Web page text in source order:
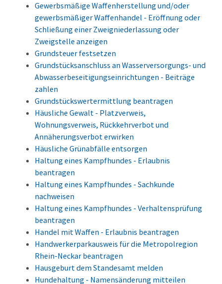
Gewerbsmäßige Waffenherstellung und/oder
gewerbsmäßiger Waffenhandel - Eröffnung oder
Schließung einer Zweigniederlassung oder
Zweigstelle anzeigen
Grundsteuer festsetzen
Grundstücksanschluss an Wasserversorgungs- und
Abwasserbeseitigungseinrichtungen - Beiträge
zahlen
Grundstückswertermittlung beantragen
Häusliche Gewalt - Platzverweis,
Wohnungsverweis, Rückkehrverbot und
Annäherungsverbot erwirken
Häusliche Grünabfälle entsorgen
Haltung eines Kampfhundes - Erlaubnis
beantragen
Haltung eines Kampfhundes - Sachkunde
nachweisen
Haltung eines Kampfhundes - Verhaltensprüfung
beantragen
Handel mit Waffen - Erlaubnis beantragen
Handwerkerparkausweis für die Metropolregion
Rhein-Neckar beantragen
Hausgeburt dem Standesamt melden
Hundehaltung - Namensänderung mitteilen